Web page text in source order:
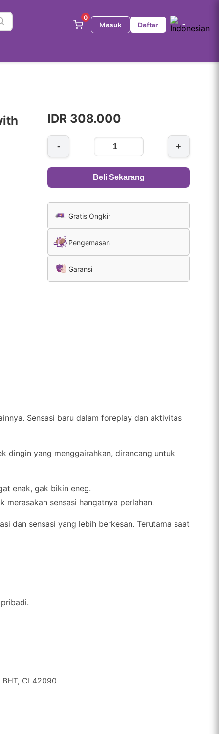
0
Masuk Daftar
IDR 308.000
- +
Beli Sekarang
Gratis Ongkir
Pengemasan
Garansi
Sensasi baru dalam foreplay dan aktivitas
dingin yang menggairahkan, dirancang untuk
enak, gak bikin eneg.
sensasi hangatnya perlahan.
dan sensasi yang lebih berkesan. Terutama saat
CI 42090